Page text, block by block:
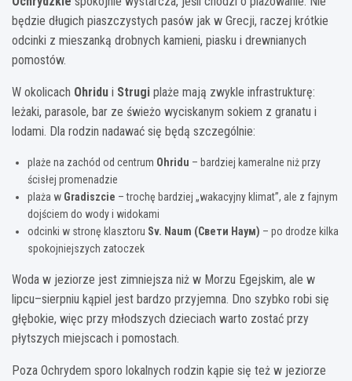
będzie długich piaszczystych pasów jak w Grecji, raczej krótkie
odcinki z mieszanką drobnych kamieni, piasku i drewnianych
pomostów.
W okolicach Ohridu i Strugi plaże mają zwykle infrastrukturę:
leżaki, parasole, bar ze świeżo wyciskanym sokiem z granatu i
lodami. Dla rodzin nadawać się będą szczególnie:
plaże na zachód od centrum Ohridu – bardziej kameralne niż przy
ścisłej promenadzie
plaża w Gradiszcie – trochę bardziej „wakacyjny klimat”, ale z fajnym
dojściem do wody i widokami
odcinki w stronę klasztoru Sv. Naum (Свети Наум) – po drodze kilka
spokojniejszych zatoczek
Woda w jeziorze jest zimniejsza niż w Morzu Egejskim, ale w
lipcu–sierpniu kąpiel jest bardzo przyjemna. Dno szybko robi się
głębokie, więc przy młodszych dzieciach warto zostać przy
płytszych miejscach i pomostach.
Poza Ochrydem sporo lokalnych rodzin kąpie się też w jeziorze